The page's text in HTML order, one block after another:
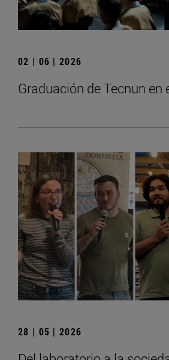
02 | 06 | 2026
Graduación de Tecnun en
28 | 05 | 2026